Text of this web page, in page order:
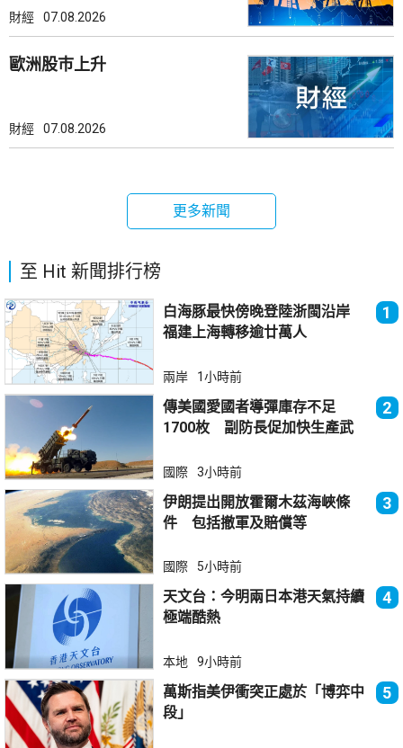
財經 07.08.2026
歐洲股巿上升
財經 07.08.2026
更多新聞
至 Hit 新聞排行榜
白海豚最快傍晚登陸浙閩沿岸
福建上海轉移逾廿萬人
1
兩岸 1小時前
傳美國愛國者導彈庫存不足
1700枚 副防長促加快生產武
2
國際 3小時前
伊朗提出開放霍爾木茲海峽條
件 包括撤軍及賠償等
3
國際 5小時前
天文台：今明兩日本港天氣持續
極端酷熱
4
本地 9小時前
萬斯指美伊衝突正處於「博弈中
段」
5